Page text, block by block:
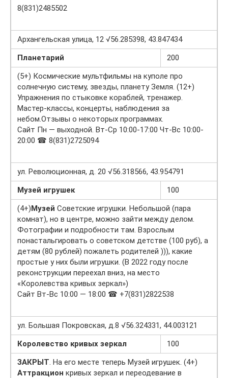
8(831)2485502
Архангельская улица, 12 √56.285398, 43.847434
Планетарий
200
(5+) Космические мультфильмы на куполе про
солнечную систему, звезды, планету Земля. (12+)
Упражнения по стыковке кораблей, тренажер.
Мастер-классы, концерты, наблюдения за
небом.Отзывы о некоторых программах.
Сайт Пн — выходной. Вт-Ср 10:00-17:00 Чт-Вс 10:00-
20:00 ☎ 8(831)2725094
ул. Революционная, д. 20 √56.318566, 43.954791
Музей игрушек
100
(4+)Музей Советские игрушки. Небольшой (пара
комнат), но в центре, можно зайти между делом.
Фотографии и подробности там. Взрослым
понастальгировать о советском детстве (100 руб), а
детям (80 рублей) пожалеть родителей ))), какие
простые у них были игрушки. (В 2022 году после
реконструкции переехал вниз, на место
«Королевства кривых зеркал»)
Сайт Вт-Вс 10:00 — 18:00 ☎ +7(831)2822538
ул. Большая Покровская, д.8 √56.324331, 44.003121
Королевство кривых зеркал
100
ЗАКРЫТ. На его месте теперь Музей игрушек. (4+)
Аттракцион кривых зеркал и переодевание в